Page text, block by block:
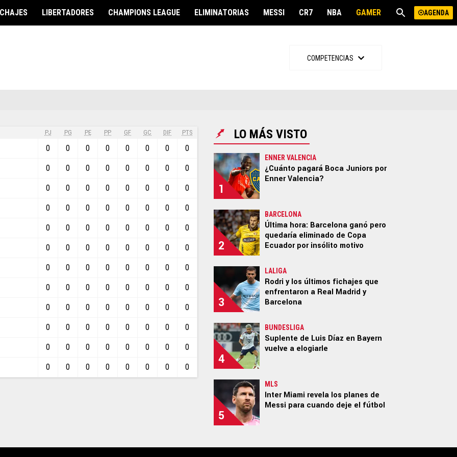
LIBERTADORES CHAMPIONS LEAGUE ELIMINATORIAS MESSI CR7 NBA GAMER SPOILERAGENDA
Ligue 1
Eredivisie
Primeira Liga
Eliminatorias
Copa Oro
Eliminatorias
Liga de Naciones
Run
Motor
Ciclismo
Freestyle
COMPETENCIAS
PJ PG PE PP GF GC DIF PTS
0 0 0 0 0 0 0 0
0 0 0 0 0 0 0 0
0 0 0 0 0 0 0 0
0 0 0 0 0 0 0 0
0 0 0 0 0 0 0 0
0 0 0 0 0 0 0 0
0 0 0 0 0 0 0 0
0 0 0 0 0 0 0 0
0 0 0 0 0 0 0 0
0 0 0 0 0 0 0 0
0 0 0 0 0 0 0 0
0 0 0 0 0 0 0 0
LO MÁS VISTO
1
ENNER VALENCIA
¿Cuánto pagará Boca Juniors por
Enner Valencia?
2
BARCELONA
Última hora: Barcelona ganó pero
quedaría eliminado de Copa
Ecuador por insólito motivo
3
LALIGA
Rodri y los últimos fichajes que
enfrentaron a Real Madrid y
Barcelona
4
BUNDESLIGA
Suplente de Luis Díaz en Bayern
vuelve a elogiarle
5
MLS
Inter Miami revela los planes de
Messi para cuando deje el fútbol